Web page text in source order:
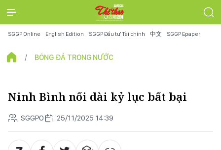
SGGP Online English Edition SGGP Đầu tư Tài chính 中文 SGGP Epaper
BÓNG ĐÁ TRONG NƯỚC
Ninh Bình nối dài kỷ lục bất bại
SGGPO 25/11/2025 14:39